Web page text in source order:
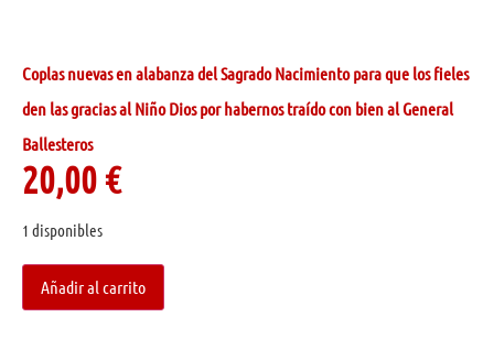
Coplas nuevas en alabanza del Sagrado Nacimiento para que los fieles
den las gracias al Niño Dios por habernos traído con bien al General
Ballesteros
20,00€
1 disponibles
Añadir al carrito